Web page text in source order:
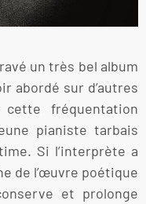
un très bel album
abordé sur d’autres
fréquentation
pianiste tarbais
Si l’interprète a
de l’œuvre poétique
et prolonge